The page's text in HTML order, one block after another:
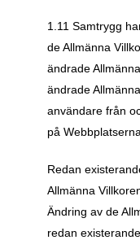
1.11 Samtrygg
de Allmänna
ändrade
ändrade
användare från
på
Redan
Allmänna
Ändring av de
redan